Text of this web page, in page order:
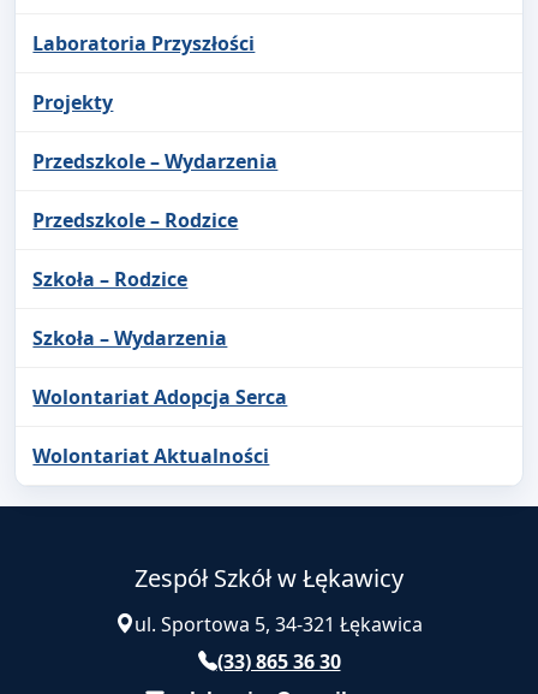
Laboratoria Przyszłości
Projekty
Przedszkole – Wydarzenia
Przedszkole – Rodzice
Szkoła – Rodzice
Szkoła – Wydarzenia
Wolontariat Adopcja Serca
Wolontariat Aktualności
Zespół Szkół w Łękawicy
ul. Sportowa 5, 34-321 Łękawica
(33) 865 36 30